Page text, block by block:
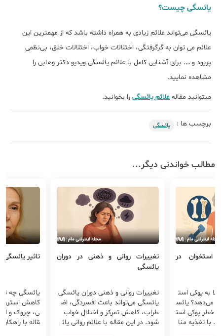
یائسگی چیست؟
یائسگی می‌تواند علائم زیادی به همراه داشته باشد که از مهمترین این
علائم می توان به گرگرفتگی، اختلالات خواب، اختلالات خلق، بی‌نظمی
پریود و …. برای آشنایی کامل با علائم یائسگی ویدیو دکتر وهابی را
مشاهده نمایید.
میتوانید مقاله علائم یائسگی را بخوانید.
برچسب ها : یائسگی
مطالب خواندنی دیگر...
استخوان در
به پوکی است
می‌دهد؟ یائس
خطر پوکی است
با تغذیه منا
تغییرات روانی و ذهنی در دوران
یائسگی
تغییرات روانی و ذهنی دوران یائسگی
یائسگی می‌تواند باعث افسردگی، اض
طراب، کاهش تمرکز و اختلال خواب
شود. در این مقاله با علائم روانی یائ
تاثیر
یائسگی چه
کاهش
ی، چروک و
قاله با